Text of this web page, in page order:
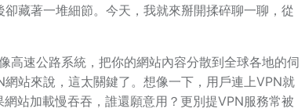
藏著一堆細節。今天，我就來掰開揉碎聊一聊，從
高速公路系統，把你的網站內容分散到全球各地的伺
站來說，這太關鍵了。想像一下，用戶連上VPN就
站加載慢吞吞，誰還願意用？更別提VPN服務常被